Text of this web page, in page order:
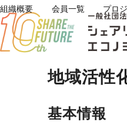
Skip
to
content
組織概要 会員一覧 プロ
地域活性
基本情報